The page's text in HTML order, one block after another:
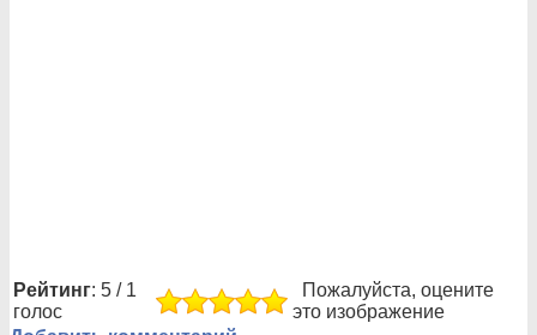
Рейтинг: 5 / 1
голос
Пожалуйста, оцените
это изображение